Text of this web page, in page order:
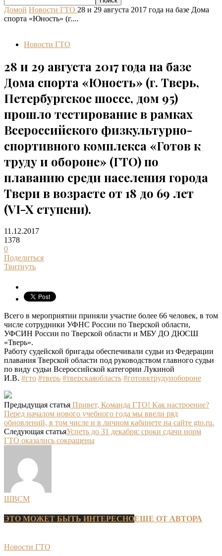
Домой Новости ГТО 28 и 29 августа 2017 года на базе Дома
спорта «Юность» (г....
Новости ГТО
28 и 29 августа 2017 года на базе
Дома спорта «Юность» (г. Тверь,
Петербургское шоссе, дом 95)
прошло тестирование в рамках
Всероссийского физкультурно-
спортивного комплекса «Готов к
труду и обороне» (ГТО) по
плаванию среди населения города
Твери в возрасте от 18 до 69 лет
(VI-X ступени).
11.12.2017
1378
0
Поделиться
Твитнуть
Всего в мероприятии приняли участие более 66 человек, в том
числе сотрудники УФНС России по Тверской области,
УФСИН России по Тверской области и МБУ ДО ДЮСШ
«Тверь».
Работу судейской бригады обеспечивали судьи из Федерации
плавания Тверской области под руководством главного судьи
по виду судьи Всероссийской категории Лукиной
И.В. #гто #тверь #тверскаяобласть #готовктрудуиобороне
Предыдущая статья Привет, Команда ГТО! Как настроение?
Перед началом нового учебного года мы ввели ряд
обновлений, в том числе и в личном кабинете на сайте gto.ru.
Следующая статьяУспеть до 31 декабря: сроки сдачи норм
ГТО оказались сокращены
ШВСМ
ЭТО МОЖЕТ БЫТЬ ИНТЕРЕСНОЕЩЕ ОТ АВТОРА
Новости ГТО